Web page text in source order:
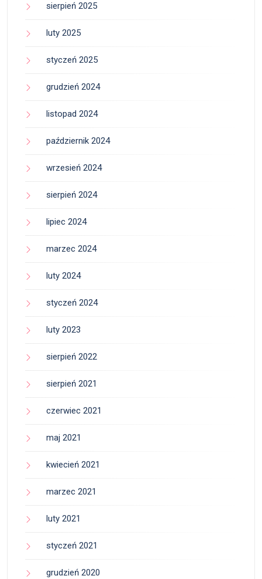
sierpień 2025
luty 2025
styczeń 2025
grudzień 2024
listopad 2024
październik 2024
wrzesień 2024
sierpień 2024
lipiec 2024
marzec 2024
luty 2024
styczeń 2024
luty 2023
sierpień 2022
sierpień 2021
czerwiec 2021
maj 2021
kwiecień 2021
marzec 2021
luty 2021
styczeń 2021
grudzień 2020